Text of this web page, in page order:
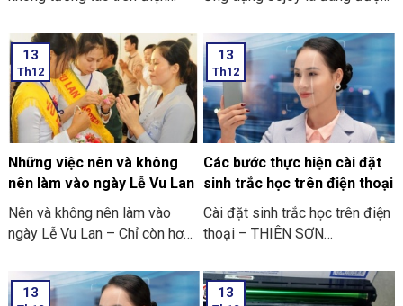
đồng người yêu thích các trò
chơi điện tử ở trên điện thoại
di động.
13
Th12
Những việc nên và không
nên làm vào ngày Lễ Vu Lan
Nên và không nên làm vào
ngày Lễ Vu Lan – Chỉ còn hơn
ngày Vu Lan báo hiếu rồi.
THIÊN SƠN COMPUTER chia
13
Th12
Các bước thực hiện cài đặt
sinh trắc học trên điện thoại
Cài đặt sinh trắc học trên điện
thoại – THIÊN SƠN
khảo “các bước thực hiện cài
đặt sinh trắc học trên điện
13 13